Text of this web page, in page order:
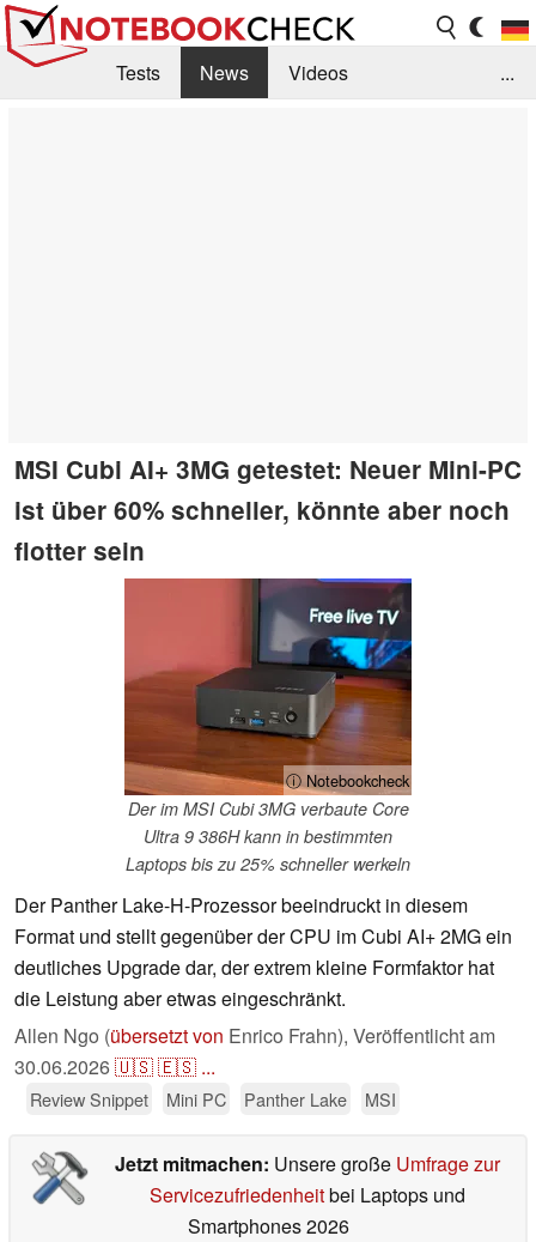
Tests News
Videos
...
MSI Cubi AI+ 3MG getestet: Neuer Mini-PC
ist über 60% schneller, könnte aber noch
flotter sein
ⓘ Notebookcheck
Der im MSI Cubi 3MG verbaute Core
Ultra 9 386H kann in bestimmten
Laptops bis zu 25% schneller werkeln
Der Panther Lake-H-Prozessor beeindruckt in diesem
Format und stellt gegenüber der CPU im Cubi AI+ 2MG ein
deutliches Upgrade dar, der extrem kleine Formfaktor hat
die Leistung aber etwas eingeschränkt.
Allen Ngo (übersetzt von Enrico Frahn), Veröffentlicht am
30.06.2026🇺🇸🇪🇸 ...
Review Snippet Mini PC Panther Lake MSI
Jetzt mitmachen: Unsere große Umfrage zur
Servicezufriedenheitbei Laptops und
Smartphones 2026